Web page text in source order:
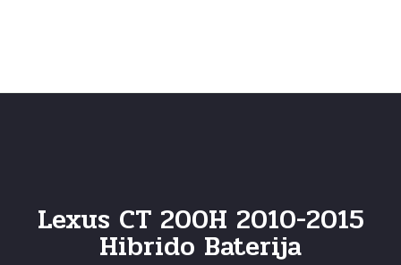
Lexus CT 200H 2010-2015
Hibrido Baterija